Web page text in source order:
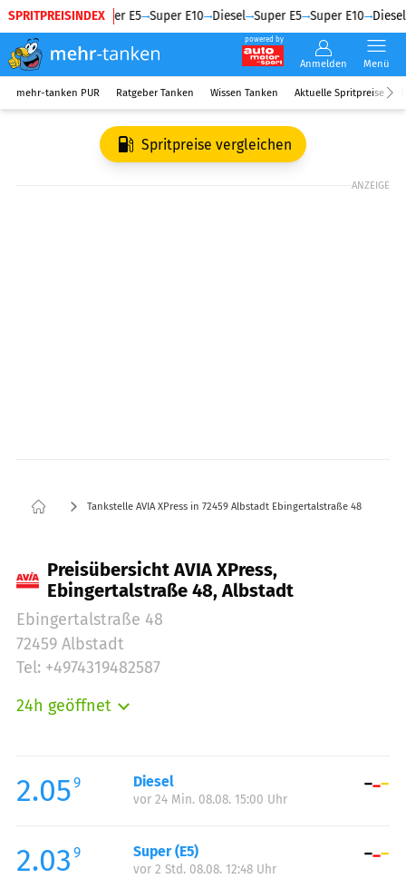
SPRITPREISINDEX
Diesel Super E5 Super E10 Diesel Super E5 Super E10 Diesel
powered by
Anmelden Menü
mehr-tanken PUR Ratgeber Tanken Wissen Tanken Aktuelle Spritpreise
Spritpreise vergleichen
ANZEIGE
Tankstelle AVIA XPress in 72459 Albstadt Ebingertalstraße 48
Preisübersicht AVIA XPress,
Ebingertalstraße 48, Albstadt
Ebingertalstraße 48
72459 Albstadt
Tel: +4974319482587
24h geöffnet
Mittwoch:
00:00-23:59
Donnerstag:
Samstag:
00:00-23:59
Sonntag:
2.059 Diesel
vor 24 Min. 08.08. 15:00 Uhr
2.03 9 Super (E5)
vor 2 Std. 08.08. 12:48 Uhr